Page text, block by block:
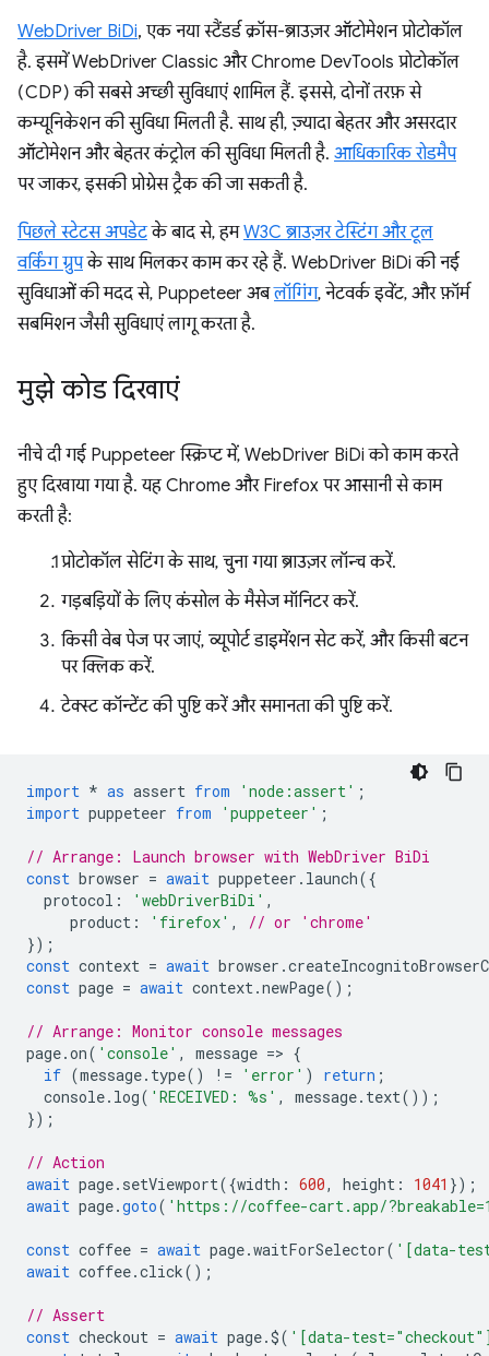
WebDriver BiDi, एक नया स्टैंडर्ड क्रॉस-ब्राउज़र ऑटोमेशन प्रोटोकॉल
है. इसमें WebDriver Classic और Chrome DevTools प्रोटोकॉल
(CDP) की सबसे अच्छी सुविधाएं शामिल हैं. इससे, दोनों तरफ़ से
कम्यूनिकेशन की सुविधा मिलती है. साथ ही, ज़्यादा बेहतर और असरदार
ऑटोमेशन और बेहतर कंट्रोल की सुविधा मिलती है. आधिकारिक रोडमैप
पर जाकर, इसकी प्रोग्रेस ट्रैक की जा सकती है.
पिछले स्टेटस अपडेटके बाद से, हमW3C ब्राउज़र टेस्टिंग और टूल
वर्किंग ग्रुपके साथ मिलकर काम कर रहे हैं. WebDriver BiDi की नई
सुविधाओं की मदद से, Puppeteer अबलॉगिंग, नेटवर्क इवेंट, और फ़ॉर्म
सबमिशन जैसी सुविधाएं लागू करता है.
मुझे कोड दिखाएं
नीचे दी गई Puppeteer स्क्रिप्ट में, WebDriver BiDi को काम करते
हुए दिखाया गया है. यह Chrome और Firefox पर आसानी से काम
करती है:
प्रोटोकॉल सेटिंग के साथ, चुना गया ब्राउज़र लॉन्च करें.
गड़बड़ियों के लिए कंसोल के मैसेज मॉनिटर करें.
किसी वेब पेज पर जाएं, व्यूपोर्ट डाइमेंशन सेट करें, और किसी बटन
पर क्लिक करें.
टेक्स्ट कॉन्टेंट की पुष्टि करें और समानता की पुष्टि करें.
import * as assert from 'node:assert' ;
import puppeteer from 'puppeteer' ;
// Arrange: Launch browser with WebDriver BiDi
const browser = await puppeteer . launch({
protocol : 'webDriverBiDi' ,
product : 'firefox' ,
// or 'chrome'
});
const context = await browser .
const page = await context.newPage();
// Arrange: Monitor console messages
page.on( 'console' , message => {
if (message. type() != 'error' ) return ;
console. log( 'RECEIVED: %s' , message. text());
});
// Action
await page. setViewport({width : 600, height : 1041 });
await page.goto( 'https://coffee-cart.app/
const coffee = await page.waitForSelector( '[data-
await coffee.click();
// Assert
const checkout = await page.$( '[data-